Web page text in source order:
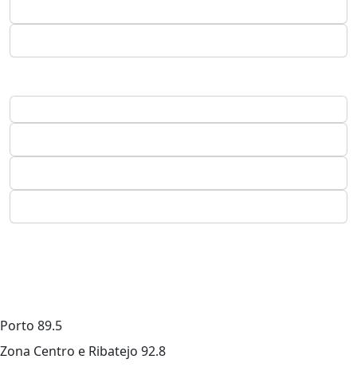
Porto 89.5
Zona Centro e Ribatejo 92.8